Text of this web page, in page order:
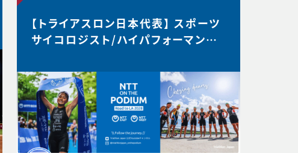
【トライアスロン日本代表】 スポーツ
サイコロジスト/ハイパフォーマンス